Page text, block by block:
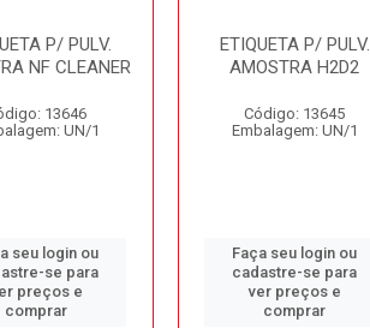
P/ PULV.
NF CLEANER
13646
UN/1
seu login ou
se para
preços e
comprar
ETIQUETA P/ PULV.
AMOSTRA H2D2
Código: 13645
Embalagem: UN/1
Faça seu login ou
cadastre-se para
ver preços e
comprar